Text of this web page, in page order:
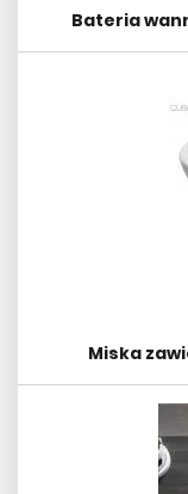
Bateria
Miska